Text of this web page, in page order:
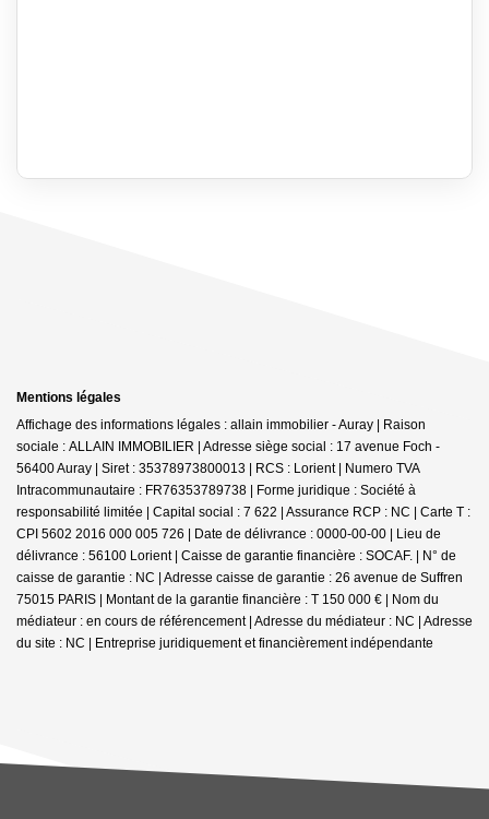
Mentions légales
Affichage des informations légales : allain immobilier - Auray | Raison
sociale : ALLAIN IMMOBILIER | Adresse siège social : 17 avenue Foch -
56400 Auray | Siret : 35378973800013 | RCS : Lorient | Numero TVA
Intracommunautaire : FR76353789738 | Forme juridique : Société à
responsabilité limitée | Capital social : 7 622 | Assurance RCP : NC | Carte T :
CPI 5602 2016 000 005 726 | Date de délivrance : 0000-00-00 | Lieu de
délivrance : 56100 Lorient | Caisse de garantie financière : SOCAF. | N° de
caisse de garantie : NC | Adresse caisse de garantie : 26 avenue de Suffren
75015 PARIS | Montant de la garantie financière : T 150 000 € | Nom du
médiateur : en cours de référencement | Adresse du médiateur : NC | Adresse
du site : NC | Entreprise juridiquement et financièrement indépendante